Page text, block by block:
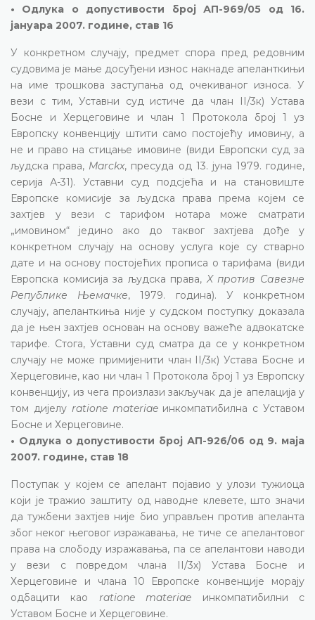
• Одлука о допустивости број АП-969/05 од 16.
јануара 2007. године, став 16
У конкретном случају, предмет спора пред редовним
судовима је мање досуђени износ накнаде апеланткињи
на име трошкова заступања од очекиваног износа. У
вези с тим, Уставни суд истиче да члан II/3к) Устава
Босне и Херцеговине и члан 1 Протокола број 1 уз
Европску конвенцију штити само постојећу имовину, а
не и право на стицање имовине (види Европски суд за
људска права, Marckx, пресуда од 13. јуна 1979. године,
серија А-31). Уставни суд подсјећа и на становиште
Европске комисије за људска права према којем се
захтјев у вези с тарифом нотара може сматрати
„имовином“ једино ако до таквог захтјева дође у
конкретном случају на основу услуга које су стварно
дате и на основу постојећих прописа о тарифама (види
Европска комисија за људска права, X против Савезне
Републике Њемачке, 1979. година). У конкретном
случају, апеланткиња није у судском поступку доказала
да је њен захтјев основан на основу важеће адвокатске
тарифе. Стога, Уставни суд сматра да се у конкретном
случају не може примијенити члан II/3к) Устава Босне и
Херцеговине, као ни члан 1 Протокола број 1 уз Европску
конвенцију, из чега произлази закључак да је апелација у
том дијелу ratione materiae инкомпатибилна с Уставом
Босне и Херцеговине.
• Одлука о допустивости број АП-926/06 од 9. маја
2007. године, став 18
Поступак у којем се апелант појавио у улози тужиоца
који је тражио заштиту од наводне клевете, што значи
да тужбени захтјев није био управљен против апеланта
због неког његовог изражавања, не тиче се апелантовог
права на слободу изражавања, па се апелантови наводи
у вези с повредом члана II/3х) Устава Босне и
Херцеговине и члана 10 Европске конвенције морају
одбацити као ratione materiae инкомпатибилни с
Уставом Босне и Херцеговине.